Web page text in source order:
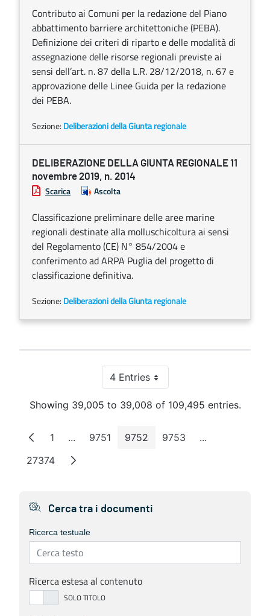
Contributo ai Comuni per la redazione del Piano
abbattimento barriere architettoniche (PEBA).
Definizione dei criteri di riparto e delle modalità di
assegnazione delle risorse regionali previste ai
sensi dell’art. n. 87 della L.R. 28/12/2018, n. 67 e
approvazione delle Linee Guida per la redazione
dei PEBA.
Sezione: Deliberazioni della Giunta regionale
DELIBERAZIONE DELLA GIUNTA REGIONALE 11
novembre 2019, n. 2014
Scarica Ascolta
Classificazione preliminare delle aree marine
regionali destinate alla molluschicoltura ai sensi
del Regolamento (CE) N° 854/2004 e
conferimento ad ARPA Puglia del progetto di
classificazione definitiva.
Sezione: Deliberazioni della Giunta regionale
4 EntriesPer Page
Showing 39,005 to 39,008 of 109,495 entries.
Page
1 ...Intermediate Pages
Page
9751 Page
9752 Page
9753 ...Intermediate
Page
27374
Cerca tra i documenti
Ricerca testuale
Ricerca estesa al contenuto